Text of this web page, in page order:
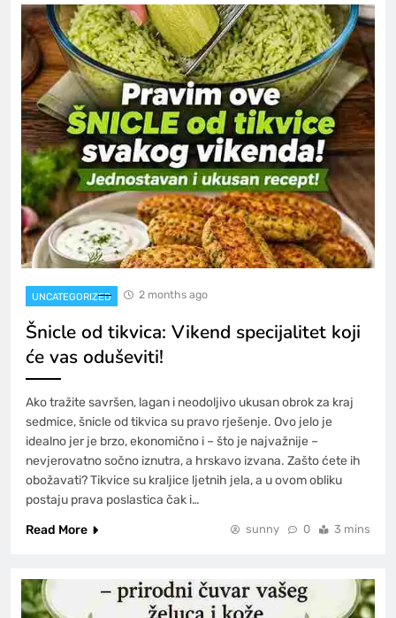
UNCATEGORIZED 2 months ago
Šnicle od tikvica: Vikend specijalitet koji
će vas oduševiti!
Ako tražite savršen, lagan i neodoljivo ukusan obrok za kraj
sedmice, šnicle od tikvica su pravo rješenje. Ovo jelo je
idealno jer je brzo, ekonomično i – što je najvažnije –
nevjerovatno sočno iznutra, a hrskavo izvana. Zašto ćete ih
obožavati? Tikvice su kraljice ljetnih jela, a u ovom obliku
postaju prava poslastica čak i…
Read More
sunny 0 3 mins